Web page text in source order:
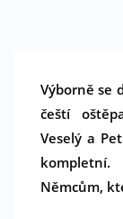
Výborně se
čeští
Veselý a
kompletní.
Němcům,